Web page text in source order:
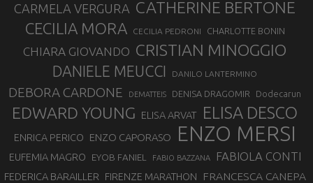
CARMELA VERGURA CATHERINE BERTONE
CECILIA MORA CECILIA PEDRONI CHARLOTTE BONIN
CHIARA GIOVANDO CRISTIAN MINOGGIO
DANIELE MEUCCI DANILO LANTERMINO
DEBORA CARDONE DEMATTEIS DENISA DRAGOMIR Dodecarun
EDWARD YOUNG ELISA ARVAT ELISA DESCO
ENRICA PERICO ENZO CAPORASO ENZO MERSI
EUFEMIA MAGRO EYOB FANIEL FABIO BAZZANA FABIOLA CONTI
FEDERICA BARAILLER FIRENZE MARATHON FRANCESCA CANEPA